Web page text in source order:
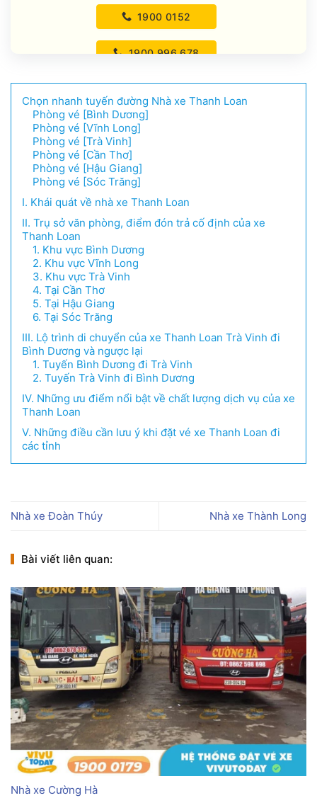
1900 0152
1900.996.678
Chọn nhanh tuyến đường Nhà xe Thanh Loan
Phòng vé [Bình Dương]
Phòng vé [Vĩnh Long]
Phòng vé [Trà Vinh]
Phòng vé [Cần Thơ]
Phòng vé [Hậu Giang]
Phòng vé [Sóc Trăng]
I. Khái quát về nhà xe Thanh Loan
II. Trụ sở văn phòng, điểm đón trả cố định của xe
Thanh Loan
1. Khu vực Bình Dương
2. Khu vực Vĩnh Long
3. Khu vực Trà Vinh
4. Tại Cần Thơ
5. Tại Hậu Giang
6. Tại Sóc Trăng
III. Lộ trình di chuyển của xe Thanh Loan Trà Vinh đi
Bình Dương và ngược lại
1. Tuyến Bình Dương đi Trà Vinh
2. Tuyến Trà Vinh đi Bình Dương
IV. Những ưu điểm nổi bật về chất lượng dịch vụ của xe
Thanh Loan
V. Những điều cần lưu ý khi đặt vé xe Thanh Loan đi
các tỉnh
Nhà xe Đoàn Thúy Nhà xe Thành Long
Bài viết liên quan:
Nhà xe Cường Hà